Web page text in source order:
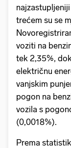
trećem su se
voziti na
tek 2,35%,
električnu
vanjskim
pogon na
vozila s
(0,0018%).
Prema